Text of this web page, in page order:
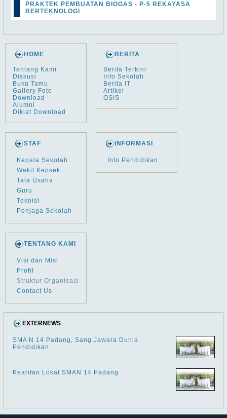
PRAKTEK PEMBUATAN BIOGAS - P-5 REKAYASA
BERTEKNOLOGI
HOME
Tentang Kami
Diskusi
Buku Tamu
Gallery Foto
Download
Alumni
Diklat Download
BERITA
Berita Terkini
Info Sekolah
Berita IT
Artikel
OSIS
STAF
Kepala Sekolah
Wakil Kepsek
Tata Usaha
Guru
Teknisi
Penjaga Sekolah
INFORMASI
Info Pendidikan
TENTANG KAMI
Visi dan Misi
Profil
Struktur Organisasi
Contact Us
EXTERNEWS
SMA N 14 Padang, Sang Jawara Dunia
Pendidikan
Kearifan Lokal SMAN 14 Padang